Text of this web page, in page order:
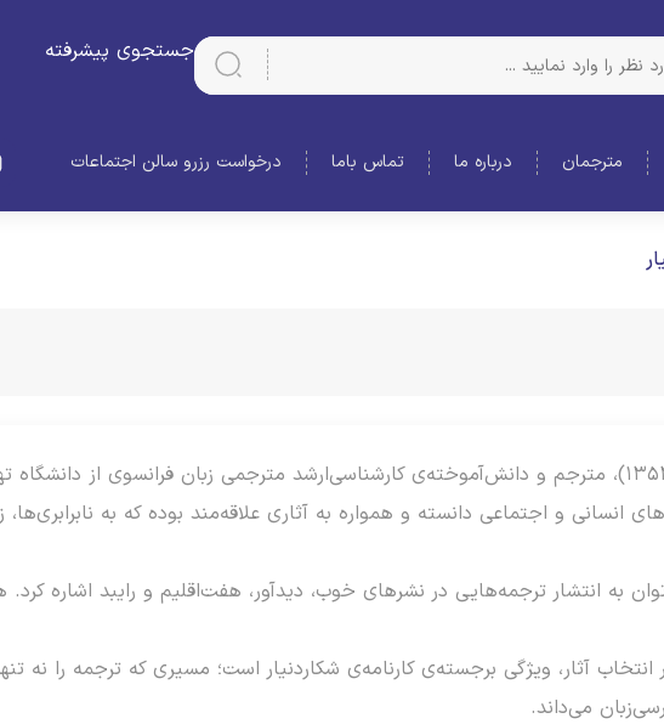
جستجوی پیشرفته
مترجمان درباره ما تماس باما درخواست رزرو سالن اجتماعات
(متولد ۱۳۵۳)، مترجم و دانش‌آموخته‌ی کارشناسی‌ارشد مترجمی زبان فرانسوی از
انسانی و اجتماعی دانسته و همواره به آثاری علاقه‌مند بوده که به
به انتشار ترجمه‌هایی در نشرهای خوب، دیدآور، هفت‌اقلیم و رایبد اشاره کرد.
آثار، ویژگی برجسته‌ی کارنامه‌ی شکاردنیار است؛ مسیری که ترجمه را نه
می‌داند.